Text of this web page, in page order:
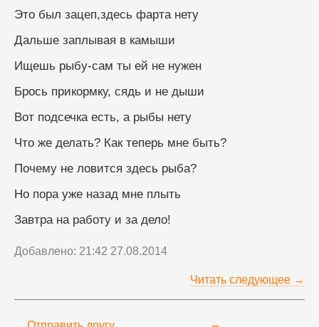
Это был зацеп,здесь фарта нету
Дальше заплывая в камыши
Ищешь рыбу-сам ты ей не нужен
Брось прикормку, сядь и не дыши
Вот подсечка есть, а рыбы нету
Что же делать? Как теперь мне быть?
Почему не ловится здесь рыба?
Но пора уже назад мне плыть
Завтра на работу и за дело!
Добавлено: 21:42 27.08.2014
Читать следующее →